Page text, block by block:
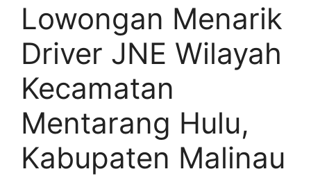
Lowongan Menarik
Driver JNE Wilayah
Kecamatan
Mentarang Hulu,
Kabupaten Malinau